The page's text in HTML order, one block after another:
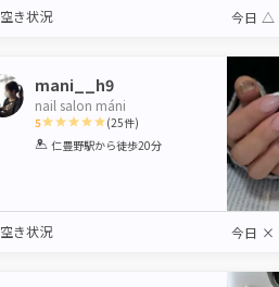
空き状況 今日 △
mani__h9
nail salon máni
5
1 2 3 4 5
(25件)
仁豊野駅から徒歩20分
空き状況 今日 ×